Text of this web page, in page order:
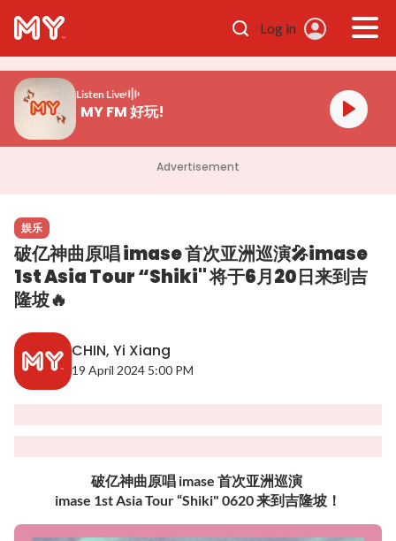
Log in
Listen Live
MY FM 好玩!
Advertisement
娱乐
破亿神曲原唱 imase 首次亚洲巡演🎤imase
1st Asia Tour “Shiki" 将于6月20日来到吉
隆坡🔥
CHIN, Yi Xiang
19 April 2024 5:00 PM
破亿神曲原唱 imase 首次亚洲巡演
imase 1st Asia Tour “Shiki" 0620 来到吉隆坡！